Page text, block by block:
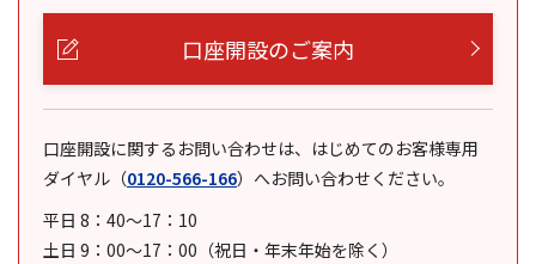
口座開設のご案内
口座開設に関するお問い合わせは、はじめてのお客様専用
ダイヤル （0120-566-166） へお問い合わせください。
平日 8：40～17：10
土日 9：00～17：00（祝日・年末年始を除く）